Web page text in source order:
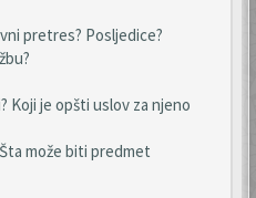
pretres? Posljedice?
Koji je opšti uslov za njeno
može biti predmet